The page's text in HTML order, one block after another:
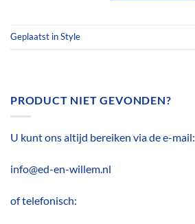
Geplaatst inStyle
PRODUCT NIET GEVONDEN?
U kunt ons altijd bereiken via de e-mail:
info@ed-en-willem.nl
of telefonisch: